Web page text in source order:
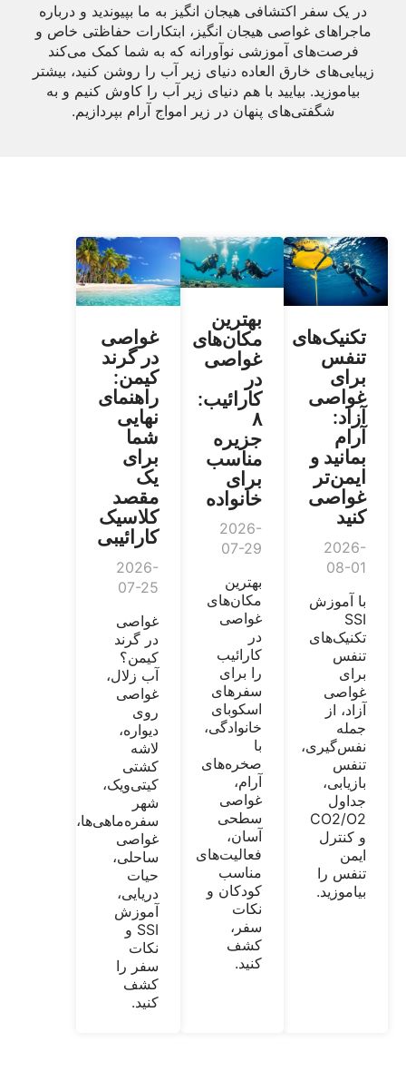
در یک سفر اکتشافی هیجان انگیز به ما بپیوندید و درباره
ماجراهای غواصی هیجان انگیز، ابتکارات حفاظتی خاص و
فرصت‌های آموزشی نوآورانه که به شما کمک می‌کند
زیبایی‌های خارق العاده دنیای زیر آب را روشن کنید، بیشتر
بیاموزید. بیایید با هم دنیای زیر آب را کاوش کنیم و به
شگفتی‌های پنهان در زیر امواج آرام بپردازیم.
تکنیک‌های
تنفس
برای
غواصی
آزاد:
آرام
بمانید و
ایمن‌تر
غواصی
کنید
2026-
08-01
با آموزش
SSI
تکنیک‌های
تنفس
برای
غواصی
آزاد، از
جمله
نفس‌گیری،
تنفس
بازیابی،
جداول
CO2/O2
و کنترل
ایمن
تنفس را
بیاموزید.
بهترین
مکان‌های
غواصی
در
کارائیب:
۸
جزیره
مناسب
برای
خانواده
2026-
07-29
بهترین
مکان‌های
غواصی
در
کارائیب
را برای
سفرهای
اسکوبای
خانوادگی،
با
صخره‌های
آرام،
غواصی
سطحی
آسان،
فعالیت‌های
مناسب
کودکان و
نکات
سفر،
کشف
کنید.
غواصی
در گرند
کیمن:
راهنمای
نهایی
شما
برای
یک
مقصد
کلاسیک
کارائیبی
2026-
07-25
غواصی
در گرند
کیمن؟
آب زلال،
غواصی
روی
دیواره،
لاشه
کشتی
کیتی‌ویک،
شهر
سفره‌ماهی‌ها،
غواصی
ساحلی،
حیات
دریایی،
آموزش
SSI و
نکات
سفر را
کشف
کنید.